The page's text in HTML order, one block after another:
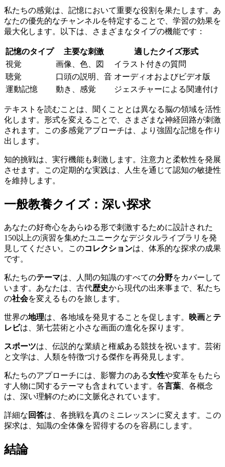
私たちの感覚は、記憶において重要な役割を果たします。あ
なたの優先的なチャンネルを特定することで、学習の効果を
最大化します。以下は、さまざまなタイプの機能です：
記憶のタイプ 主要な刺激
適したクイズ形式
視覚
画像、色、図
イラスト付きの質問
聴覚
口頭の説明、音 オーディオおよびビデオ版
運動記憶
動き、感覚 ジェスチャーによる関連付け
テキストを読むことは、聞くこととは異なる脳の領域を活性
化します。形式を変えることで、さまざまな神経回路が刺激
されます。この多感覚アプローチは、より強固な記憶を作り
出します。
知的挑戦は、実行機能も刺激します。注意力と柔軟性を発展
させます。この定期的な実践は、人生を通じて認知の敏捷性
を維持します。
一般教養クイズ：深い探求
あなたの好奇心をあらゆる形で刺激するために設計された
150以上の演習を集めたユニークなデジタルライブラリを発
見してください。このコレクションは、体系的な探求の成果
です。
私たちのテーマは、人間の知識のすべての分野をカバーして
います。あなたは、古代歴史から現代の出来事まで、私たち
の社会を変えるものを旅します。
世界の地理は、各地域を発見することを促します。 映画と テ
レビは、第七芸術と小さな画面の進化を探ります。
スポーツは、伝説的な業績と権威ある競技を祝います。芸術
と文学は、人類を特徴づける傑作を再発見します。
私たちのアプローチには、影響力のある女性や変革をもたら
す人物に関するテーマも含まれています。各言葉 、各概念
は、深い理解のために文脈化されています。
詳細な 回答は、各挑戦を真のミニレッスンに変えます。この
探求は、知識の全体像を習得するのを容易にします。
結論